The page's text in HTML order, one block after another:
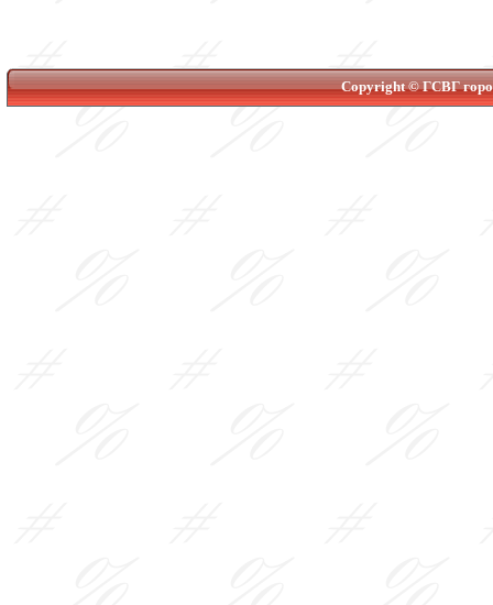
Copyright © ГСВГ